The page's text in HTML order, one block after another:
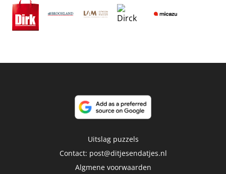
Uitslag puzzels
Contact: post@ditjesendatjes.nl
Algmene voorwaarden